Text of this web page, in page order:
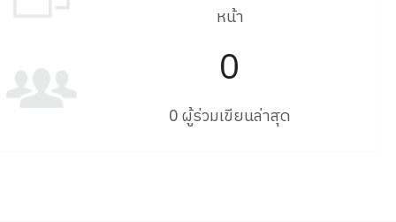
หน้า
0
0 ผู้ร่วมเขียนล่าสุด